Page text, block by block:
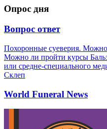
Опрос дня
Вопрос ответ
Похоронные суеверия.
Можно ли пройти курсы
или средне-специального
Склеп
World Funeral News